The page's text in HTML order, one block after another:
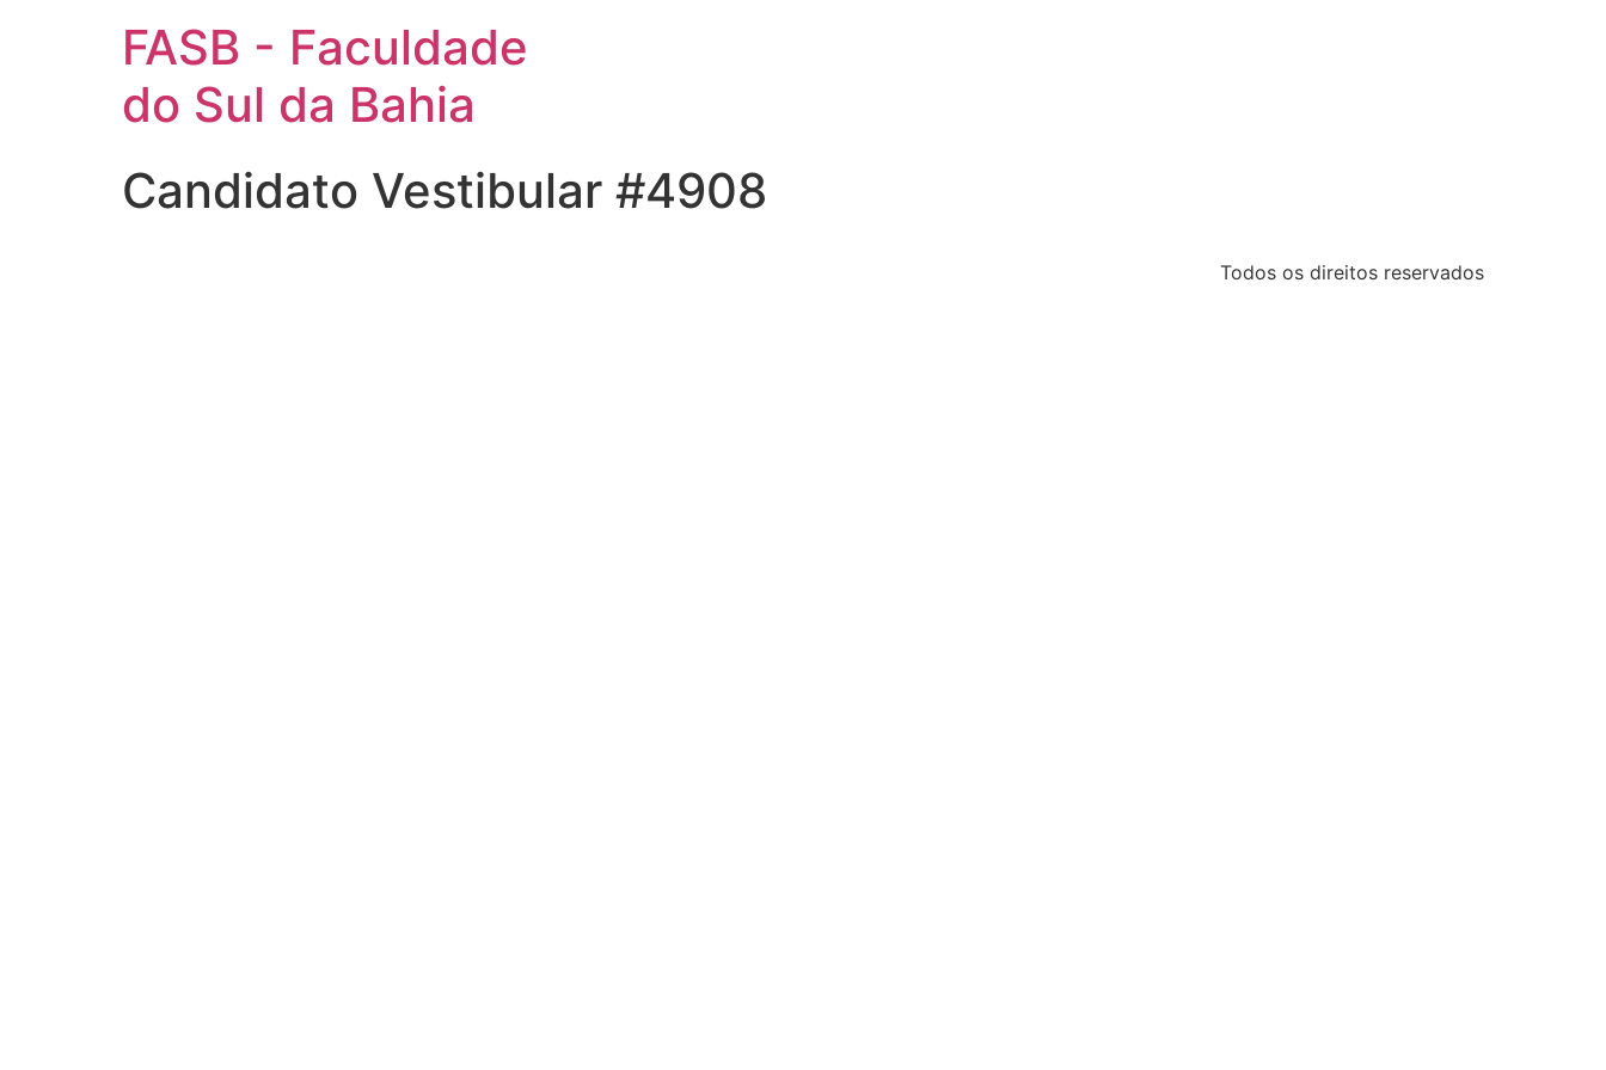
FASB - Faculdade
do Sul da Bahia
Candidato Vestibular #4908
Todos os direitos reservados